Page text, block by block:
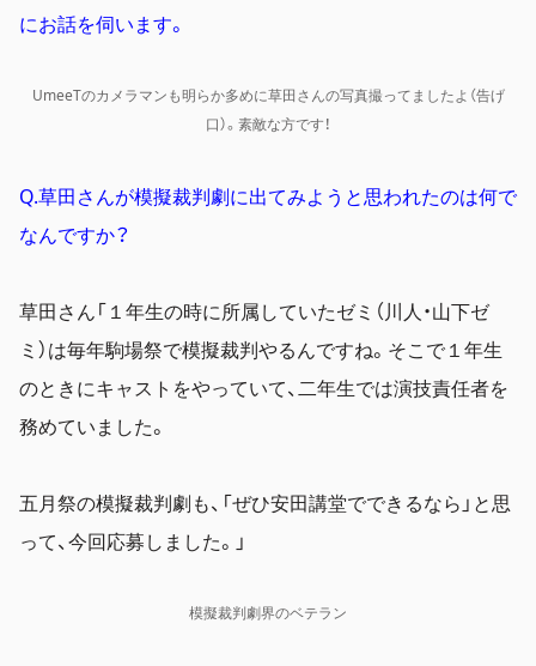
にお話を伺います。
UmeeTのカメラマンも明らか多めに草田さんの写真撮ってましたよ（告げ
口）。素敵な方です！
Q.草田さんが模擬裁判劇に出てみようと思われたのは何で
なんですか？
草田さん「１年生の時に所属していたゼミ（川人・山下ゼ
ミ）は毎年駒場祭で模擬裁判やるんですね。そこで１年生
のときにキャストをやっていて、二年生では演技責任者を
務めていました。
五月祭の模擬裁判劇も、「ぜひ安田講堂でできるなら」と思
って、今回応募しました。」
模擬裁判劇界のベテラン